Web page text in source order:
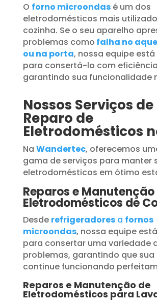
O forno microondasé um dos
eletrodomésticos mais
cozinha. Se o seu aparelho
problemas como falha no
ou na porta, nossa equipe
para consertá-lo com
garantindo sua funcionalidade
Nossos Serviços de
Reparo de
Eletrodomésticos
Na Wandertec, oferecemos
gama de serviços para manter
eletrodomésticos em ótimo
Reparos e Manutenção
Eletrodomésticos de
Desde refrigeradoresa fornos
microondas, nossa equipe
para consertar uma variedade
problemas, garantindo que sua
continue funcionando
Reparos e Manutenção de
Eletrodomésticos para